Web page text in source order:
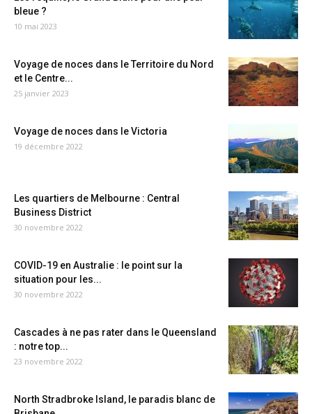
bleue ?
10 mai 2023
Voyage de noces dans le Territoire du Nord
et le Centre...
25 janvier 2023
Voyage de noces dans le Victoria
19 décembre 2022
Les quartiers de Melbourne : Central
Business District
30 novembre 2022
COVID-19 en Australie : le point sur la
situation pour les...
30 novembre 2022
Cascades à ne pas rater dans le Queensland
: notre top...
23 novembre 2022
North Stradbroke Island, le paradis blanc de